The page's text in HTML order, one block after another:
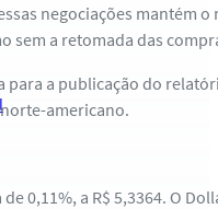
negociações mantém
sem a retomada das
para a publicação do
americano.
0,11%, a R$ 5,3364. O